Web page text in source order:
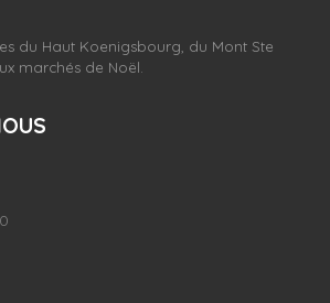
du Haut Koenigsbourg, du Mont Ste
marchés de Noël.